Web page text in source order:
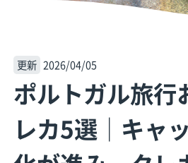
更新 2026/04/05
ポルトガル旅行
レカ5選│キャ